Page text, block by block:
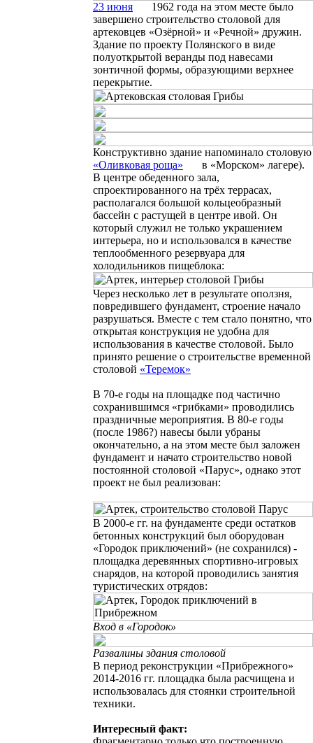
23 июня
1962 года на этом месте было
завершено строительство столовой для
артековцев «Озёрной» и «Речной» дружин.
Здание по проекту Полянского в виде
полуоткрытой веранды под навесами
зонтичной формы, образующими верхнее
перекрытие.
Конструктивно здание напоминало столовую
«Оливковая роща»
в «Морском» лагере).
В центре обеденного зала,
спроектированного на трёх террасах,
располагался большой кольцеобразный
бассейн с растущей в центре ивой. Он
который служил не только украшением
интерьера, но и использовался в качестве
теплообменного резервуара для
холодильников пищеблока:
Через несколько лет в результате оползня,
повредившего фундамент, строение начало
разрушаться. Вместе с тем стало понятно, что
открытая конструкция не удобна для
использования в качестве столовой. Было
принято решение о строительстве временной
столовой «Теремок»
В 70-е годы на площадке под частично
сохранившимся «грибками» проводились
праздничные мероприятия. В 80-е годы
(после 1986?) навесы были убраны
окончательно, а на этом месте был заложен
фундамент и начато строительство новой
постоянной столовой «Парус», однако этот
проект не был реализован:
В 2000-е гг. на фундаменте среди остатков
бетонных конструкций был оборудован
«Городок приключений» (не сохранился) -
площадка деревянных спортивно-игровых
снарядов, на которой проводились занятия
туристических отрядов:
Вход в «Городок»
Развалины здания столовой
В период реконструкции «Прибрежного»
2014-2016 гг. площадка была расчищена и
использовалась для стоянки строительной
техники.
Интересный факт: